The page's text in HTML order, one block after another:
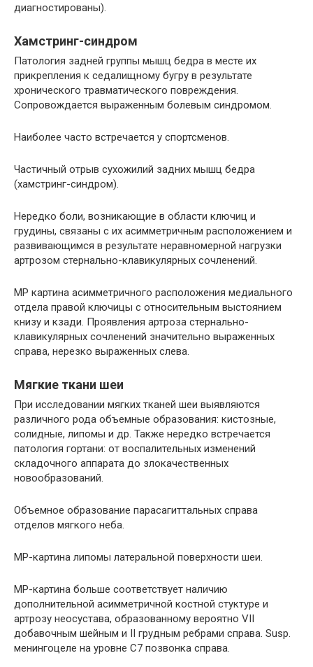
диагностированы).
Хамстринг-синдром
Патология задней группы мышц бедра в месте их
прикрепления к седалищному бугру в результате
хронического травматического повреждения.
Сопровождается выраженным болевым синдромом.
Наиболее часто встречается у спортсменов.
Частичный отрыв сухожилий задних мышц бедра
(хамстринг-синдром).
Нередко боли, возникающие в области ключиц и
грудины, связаны с их асимметричным расположением и
развивающимся в результате неравномерной нагрузки
артрозом стернально-клавикулярных сочленений.
МР картина асимметричного расположения медиального
отдела правой ключицы с относительным выстоянием
книзу и кзади. Проявления артроза стернально-
клавикулярных сочленений значительно выраженных
справа, нерезко выраженных слева.
Мягкие ткани шеи
При исследовании мягких тканей шеи выявляются
различного рода объемные образования: кистозные,
солидные, липомы и др. Также нередко встречается
патология гортани: от воспалительных изменений
складочного аппарата до злокачественных
новообразований.
Объемное образование парасагиттальных справа
отделов мягкого неба.
МР-картина липомы латеральной поверхности шеи.
МР-картина больше соответствует наличию
дополнительной асимметричной костной стуктуре и
артрозу неосустава, образованному вероятно VII
добавочным шейным и II грудным ребрами справа. Susp.
менингоцеле на уровне С7 позвонка справа.